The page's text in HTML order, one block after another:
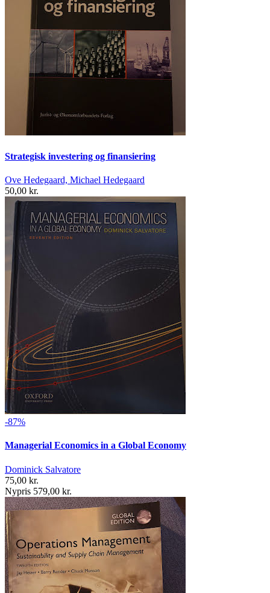
Strategisk investering og finansiering
Ove Hedegaard, Michael Hedegaard
50,00 kr.
-87%
Managerial Economics in a Global Economy
Dominick Salvatore
75,00 kr.
Nypris 579,00 kr.